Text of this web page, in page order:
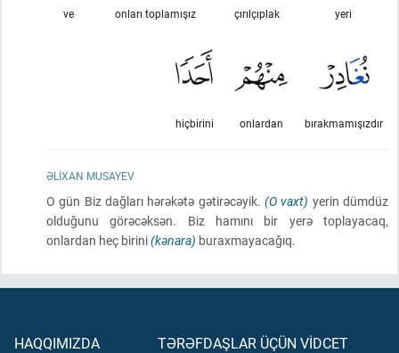
yeri
çırılçıplak
onları toplamışız
ve
bırakmamışızdır
onlardan
hiçbirini
ƏLIXAN MUSAYEV
O gün Biz dağları hərəkətə gətirəcəyik. (O vaxt) yerin dümdüz
olduğunu görəcəksən. Biz hamını bir yerə toplayacaq,
onlardan heç birini(kənara) buraxmayacağıq.
HAQQIMIZDA
TƏRƏFDAŞLAR ÜÇÜN VİDCET